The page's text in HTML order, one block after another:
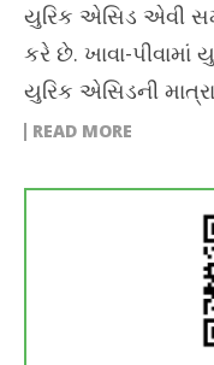
યુરિક એસિડ એવી
કરે છે. ખાવા-પીવામાં
યુરિક એસિડની
READ MORE